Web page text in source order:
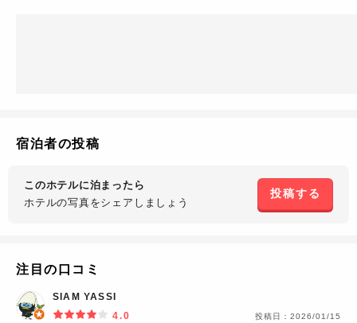
宿泊者の投稿
このホテルに泊まったら
ホテルの写真をシェアしましょう
投稿する
注目の口コミ
SIAM YASSI
4.0
投稿日： 2026/01/15